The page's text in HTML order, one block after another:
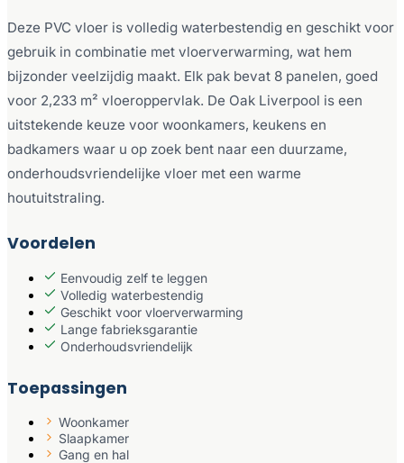
Deze PVC vloer is volledig waterbestendig en geschikt voor
gebruik in combinatie met vloerverwarming, wat hem
bijzonder veelzijdig maakt. Elk pak bevat 8 panelen, goed
voor 2,233 m² vloeroppervlak. De Oak Liverpool is een
uitstekende keuze voor woonkamers, keukens en
badkamers waar u op zoek bent naar een duurzame,
onderhoudsvriendelijke vloer met een warme
houtuitstraling.
Voordelen
Eenvoudig zelf te leggen
Volledig waterbestendig
Geschikt voor vloerverwarming
Lange fabrieksgarantie
Onderhoudsvriendelijk
Toepassingen
Woonkamer
Slaapkamer
Gang en hal